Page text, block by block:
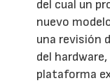
del cual un
nuevo
una revisión
del
plataforma